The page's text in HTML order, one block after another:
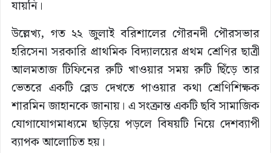
যায়নি।
উল্লেখ্য, গত ২২ জুলাই বরিশালের গৌরনদী পৌরসভার
হরিসেনা সরকারি প্রাথমিক বিদ্যালয়ের প্রথম শ্রেণির ছাত্রী
আলমতাজ টিফিনের রুটি খাওয়ার সময় রুটি ছিঁড়ে তার
ভেতরে একটি ব্লেড দেখতে পাওয়ার কথা শ্রেণিশিক্ষক
শারমিন জাহানকে জানায়। এ সংক্রান্ত একটি ছবি সামাজিক
যোগাযোগমাধ্যমে ছড়িয়ে পড়লে বিষয়টি নিয়ে দেশব্যাপী
ব্যাপক আলোচিত হয়।